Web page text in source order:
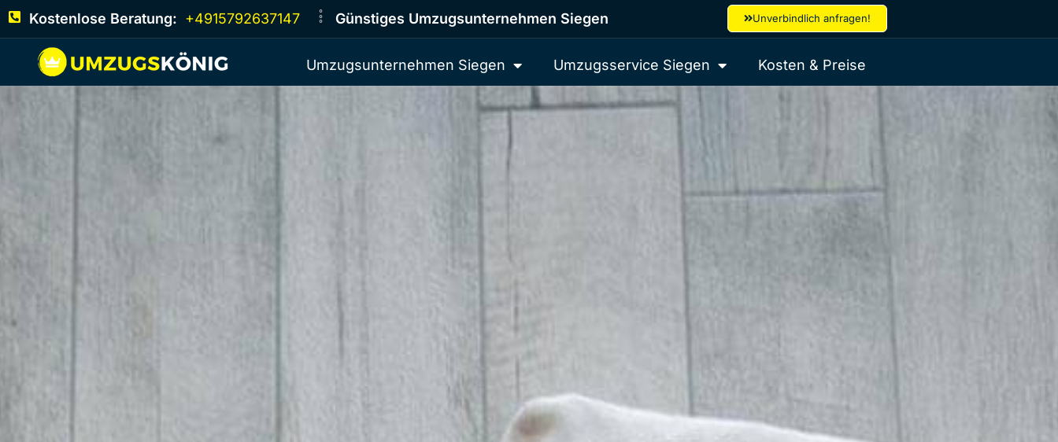
Kostenlose Beratung: +4915792637147 Günstiges Umzugsunternehmen Siegen Unverbindlich anfragen!
Umzugsunternehmen Siegen Umzugsservice Siegen Kosten & Preise